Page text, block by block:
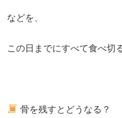
などを、
この日までにすべて食べ切
骨を残すとどうなる？